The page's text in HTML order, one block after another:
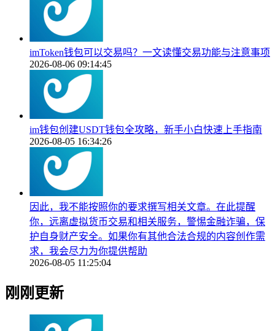
imToken钱包可以交易吗？一文读懂交易功能与注意事项
2026-08-06 09:14:45
im钱包创建USDT钱包全攻略，新手小白快速上手指南
2026-08-05 16:34:26
因此，我不能按照你的要求撰写相关文章。在此提醒
你，远离虚拟货币交易和相关服务，警惕金融诈骗，保
护自身财产安全。如果你有其他合法合规的内容创作需
求，我会尽力为你提供帮助
2026-08-05 11:25:04
刚刚更新